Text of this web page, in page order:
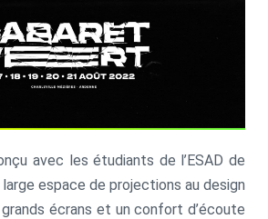
avec les étudiants de l’ESAD de
large espace de projections au design
écrans et un confort d’écoute